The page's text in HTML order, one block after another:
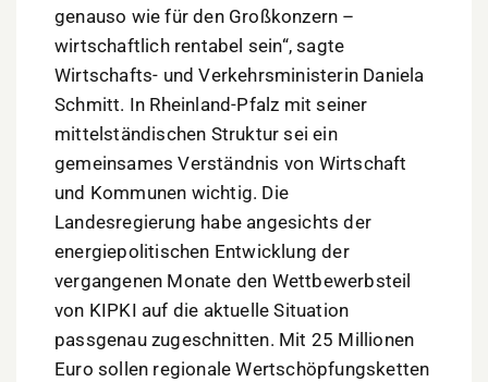
genauso wie für den Großkonzern –
wirtschaftlich rentabel sein“, sagte
Wirtschafts- und Verkehrsministerin Daniela
Schmitt. In Rheinland-Pfalz mit seiner
mittelständischen Struktur sei ein
gemeinsames Verständnis von Wirtschaft
und Kommunen wichtig. Die
Landesregierung habe angesichts der
energiepolitischen Entwicklung der
vergangenen Monate den Wettbewerbsteil
von KIPKI auf die aktuelle Situation
passgenau zugeschnitten. Mit 25 Millionen
Euro sollen regionale Wertschöpfungsketten